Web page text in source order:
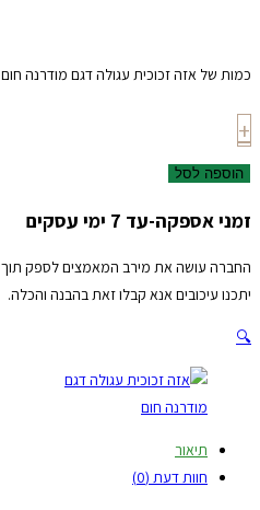
כמות של אזה זכוכית עגולה דגם מודרנה חום
+
הוספה לסל
זמני אספקה-עד 7 ימי עסקים
יתכנו עיכובים אנא קבלו זאת בהבנה והכלה.
🔍
תיאור
חוות דעת (0)